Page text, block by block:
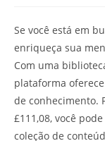
Se você está em
enriqueça sua
Com uma
plataforma
de conhecimento.
£111,08, você
coleção de